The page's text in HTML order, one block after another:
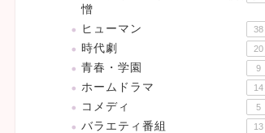
憎
ヒューマン 38
時代劇 20
青春・学園 9
ホームドラマ 14
コメディ 5
バラエティ番組 13